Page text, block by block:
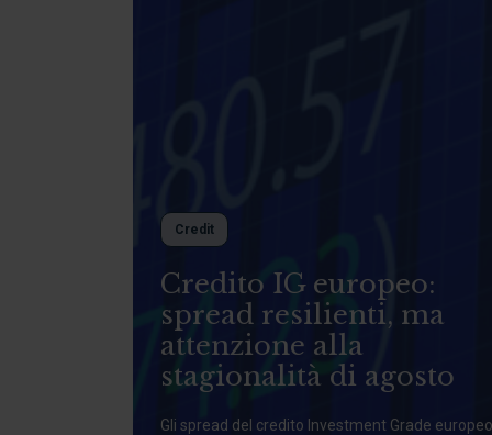
Credit
Credito IG europeo:
spread resilienti, ma
attenzione alla
stagionalità di agosto
Gli spread del credito Investment Grade europeo